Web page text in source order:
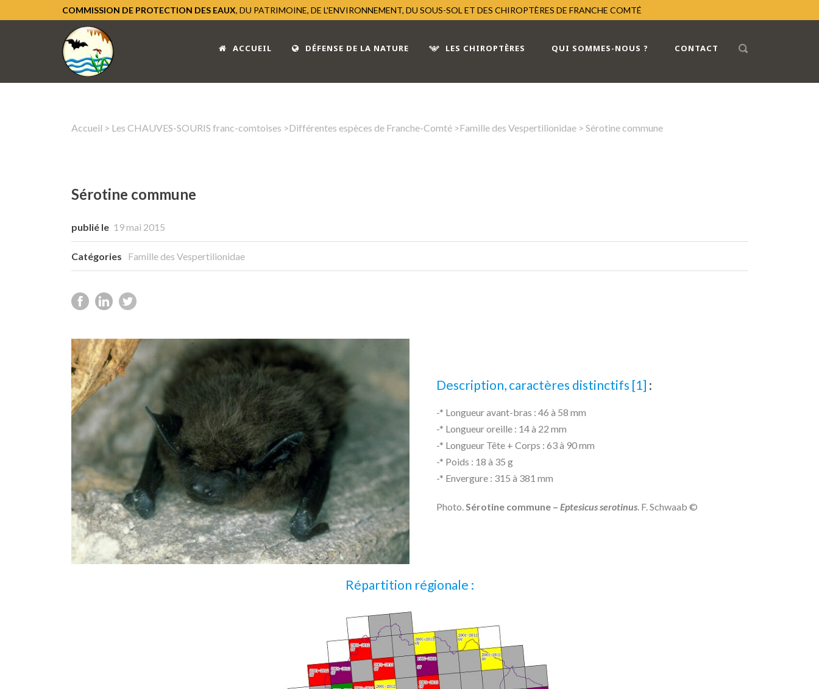
COMMISSION DE PROTECTION DES EAUX, DU PATRIMOINE, DE L'ENVIRONNEMENT, DU SOUS-SOL ET DES CHIROPTÈRES DE FRANCHE COMTÉ
ACCUEIL DÉFENSE DE LA NATURE LES CHIROPTÈRES QUI SOMMES-NOUS ? CONTACT
Accueil > Les CHAUVES-SOURIS franc-comtoises >Différentes espèces de Franche-Comté >Famille des Vespertilionidae > Sérotine commune
Sérotine commune
publié le 19 mai 2015
Catégories Famille des Vespertilionidae
Description, caractères distinctifs [1] :
-* Longueur avant-bras : 46 à 58 mm
-* Longueur oreille : 14 à 22 mm
-* Longueur Tête + Corps : 63 à 90 mm
-* Poids : 18 à 35 g
-* Envergure : 315 à 381 mm
Photo. Sérotine commune – Eptesicus serotinus . F. Schwaab ©
Répartition régionale :